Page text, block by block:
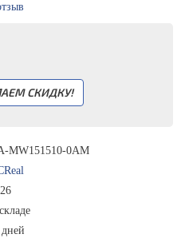
СКИДКУ!
MW151510-0AM